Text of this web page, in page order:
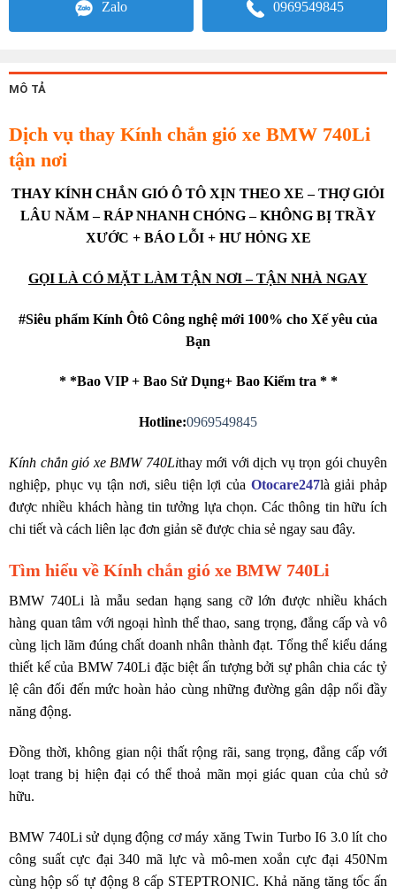
Zalo 0969549845
MÔ TẢ
Dịch vụ thay Kính chắn gió xe BMW 740Li
tận nơi
THAY KÍNH CHẮN GIÓ Ô TÔ XỊN THEO XE – THỢ GIỎI
LÂU NĂM – RÁP NHANH CHÓNG – KHÔNG BỊ TRẦY
XƯỚC + BÁO LỖI + HƯ HỎNG XE
GỌI LÀ CÓ MẶT LÀM TẬN NƠI – TẬN NHÀ NGAY
#Siêu phẩm Kính Ôtô Công nghệ mới 100% cho Xế yêu của
Bạn
* *Bao VIP + Bao Sử Dụng+ Bao Kiểm tra * *
Hotline:0969549845
Kính chắn gió xe BMW 740Lithay mới với dịch vụ trọn gói chuyên
nghiệp, phục vụ tận nơi, siêu tiện lợi của Otocare247là giải phảp
được nhiều khách hàng tin tưởng lựa chọn. Các thông tin hữu ích
chi tiết và cách liên lạc đơn giản sẽ được chia sẻ ngay sau đây.
Tìm hiểu về Kính chắn gió xe BMW 740Li
BMW 740Li là mẫu sedan hạng sang cỡ lớn được nhiều khách
hàng quan tâm với ngoại hình thể thao, sang trọng, đẳng cấp và vô
cùng lịch lãm đúng chất doanh nhân thành đạt. Tổng thể kiểu dáng
thiết kế của BMW 740Li đặc biệt ấn tượng bởi sự phân chia các tỷ
lệ cân đối đến mức hoàn hảo cùng những đường gân dập nổi đầy
năng động.
Đồng thời, không gian nội thất rộng rãi, sang trọng, đẳng cấp với
loạt trang bị hiện đại có thể thoả mãn mọi giác quan của chủ sở
hữu.
BMW 740Li sử dụng động cơ máy xăng Twin Turbo I6 3.0 lít cho
công suất cực đại 340 mã lực và mô-men xoắn cực đại 450Nm
cùng hộp số tự động 8 cấp STEPTRONIC. Khả năng tăng tốc ấn